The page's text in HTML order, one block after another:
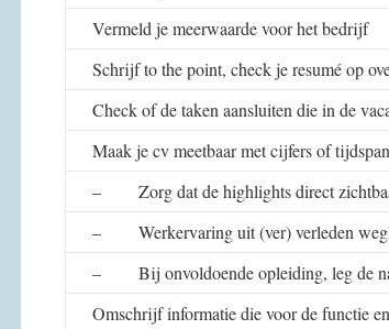
Vermeld je meerwaarde voor het bedrijf
Schrijf to the point, check je resumé op
Check of de taken aansluiten die in de
Maak je cv meetbaar met cijfers of
– Zorg dat de highlights direct
– Werkervaring uit (ver) verleden
– Bij onvoldoende opleiding, leg de
Omschrijf informatie die voor de functie